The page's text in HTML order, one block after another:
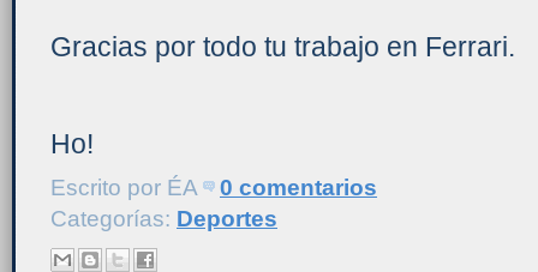
Gracias por todo tu trabajo en Ferrari.
Ho!
Escrito por ÉA
0 comentarios
Categorías: Deportes